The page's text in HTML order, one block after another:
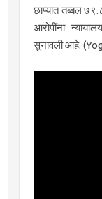
छाप्यात तब्बल
आरोपींना
सुनावली आहे.